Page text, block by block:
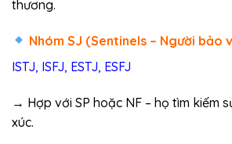
thương.
Nhóm SJ (Sentinels – Người bảo
ISTJ, ISFJ, ESTJ, ESFJ
→ Hợp với SP hoặc NF – họ tìm kiếm
xúc.